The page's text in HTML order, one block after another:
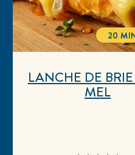
LANCHE DE
MEL
20